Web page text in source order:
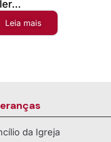
da Igreja